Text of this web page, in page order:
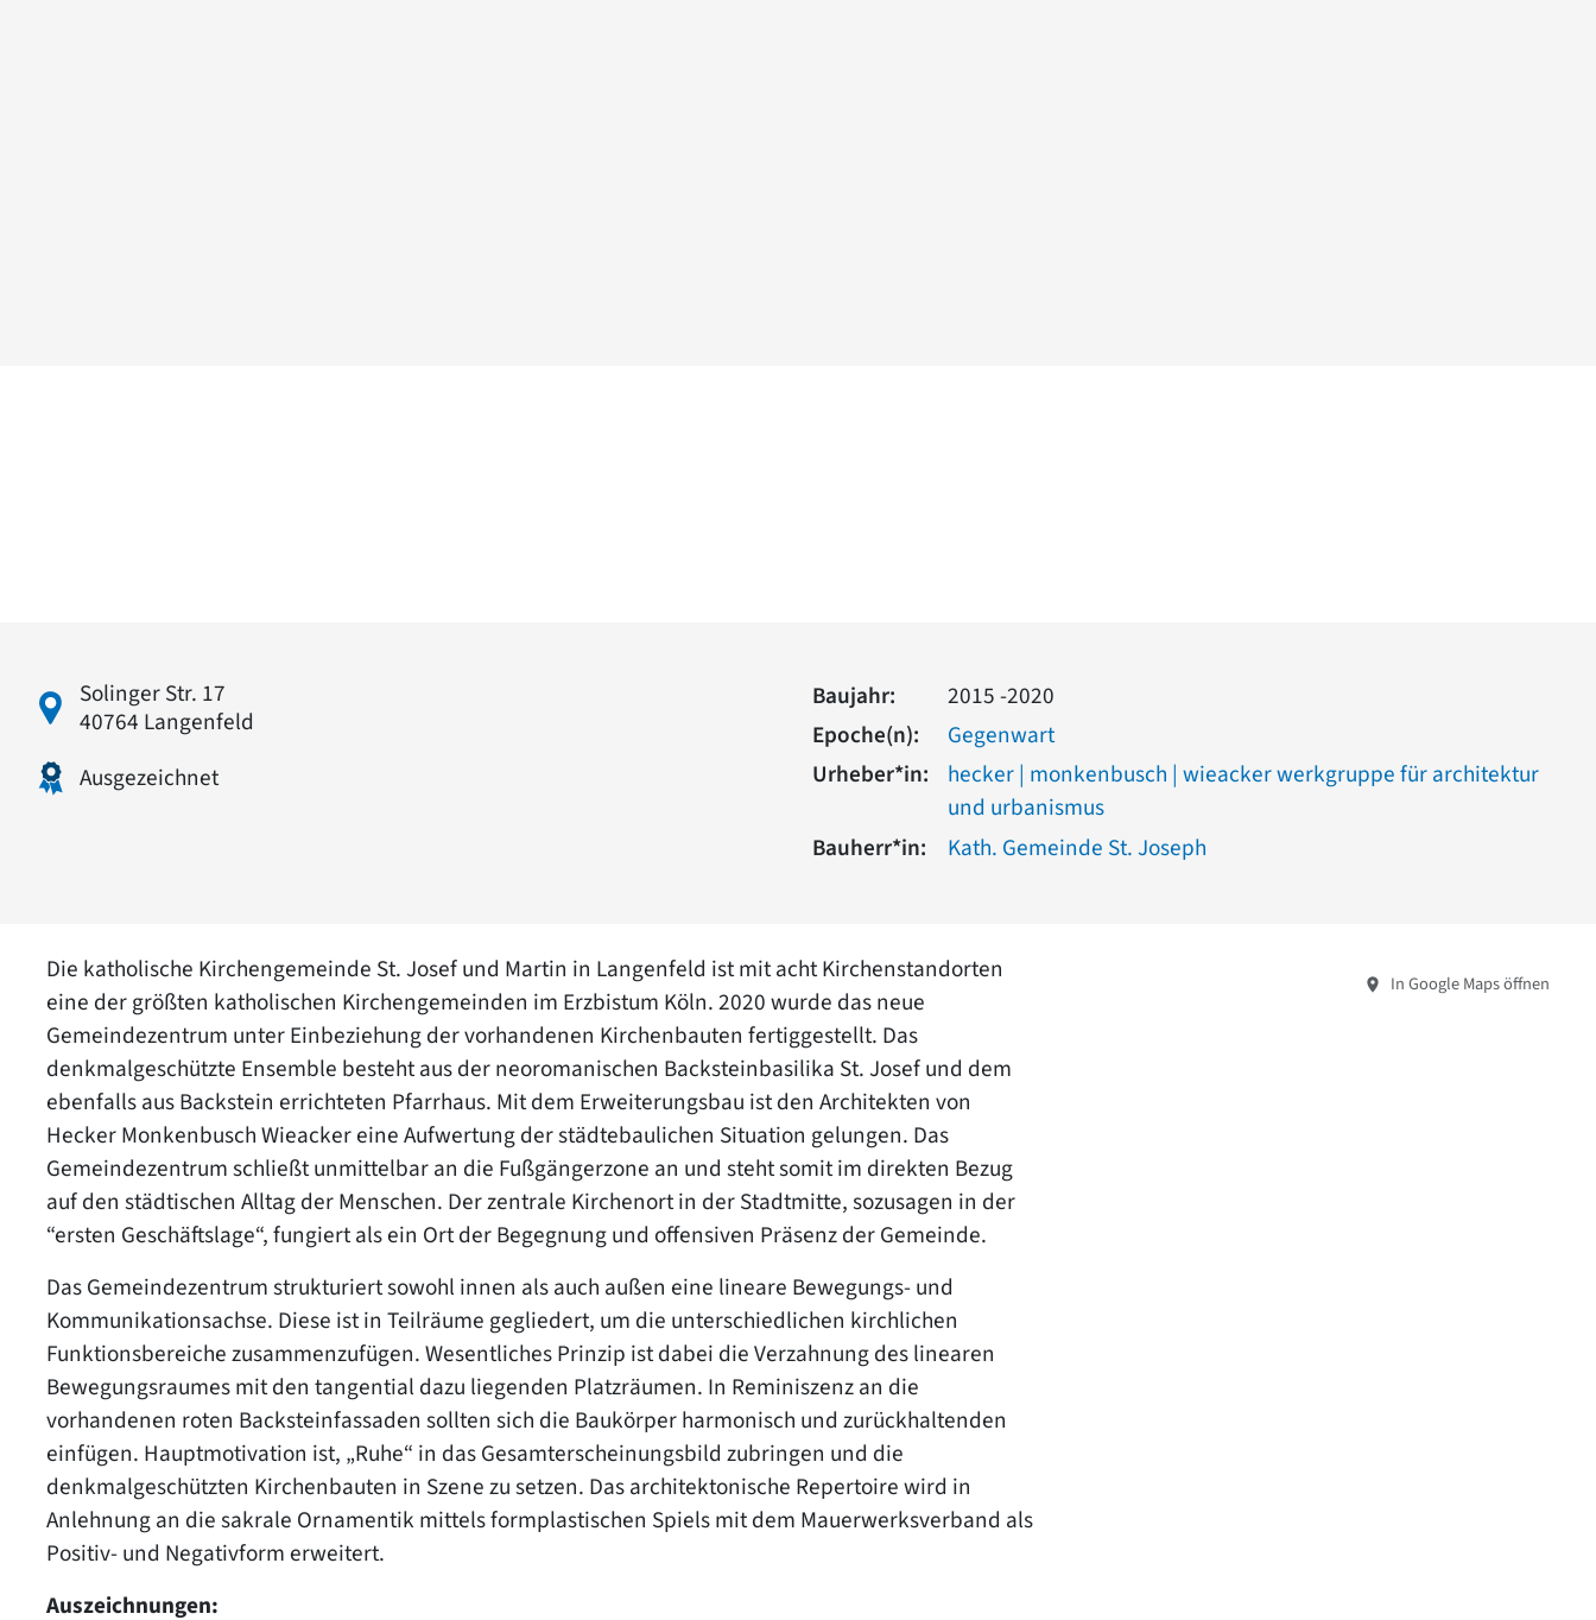
Solinger Str. 17
40764 Langenfeld
Ausgezeichnet
Baujahr:
2015 -2020
Epoche(n):
Gegenwart
Urheber*in:
hecker | monkenbusch | wieacker werkgruppe für architektur
und urbanismus
Bauherr*in:
Kath. Gemeinde St. Joseph
Die katholische Kirchengemeinde St. Josef und Martin in Langenfeld ist mit acht Kirchenstandorten
eine der größten katholischen Kirchengemeinden im Erzbistum Köln. 2020 wurde das neue
Gemeindezentrum unter Einbeziehung der vorhandenen Kirchenbauten fertiggestellt. Das
denkmalgeschützte Ensemble besteht aus der neoromanischen Backsteinbasilika St. Josef und dem
ebenfalls aus Backstein errichteten Pfarrhaus. Mit dem Erweiterungsbau ist den Architekten von
Hecker Monkenbusch Wieacker eine Aufwertung der städtebaulichen Situation gelungen. Das
Gemeindezentrum schließt unmittelbar an die Fußgängerzone an und steht somit im direkten Bezug
auf den städtischen Alltag der Menschen. Der zentrale Kirchenort in der Stadtmitte, sozusagen in der
“ersten Geschäftslage“, fungiert als ein Ort der Begegnung und offensiven Präsenz der Gemeinde.
Das Gemeindezentrum strukturiert sowohl innen als auch außen eine lineare Bewegungs- und
Kommunikationsachse. Diese ist in Teilräume gegliedert, um die unterschiedlichen kirchlichen
Funktionsbereiche zusammenzufügen. Wesentliches Prinzip ist dabei die Verzahnung des linearen
Bewegungsraumes mit den tangential dazu liegenden Platzräumen. In Reminiszenz an die
vorhandenen roten Backsteinfassaden sollten sich die Baukörper harmonisch und zurückhaltenden
einfügen. Hauptmotivation ist, „Ruhe“ in das Gesamterscheinungsbild zubringen und die
denkmalgeschützten Kirchenbauten in Szene zu setzen. Das architektonische Repertoire wird in
Anlehnung an die sakrale Ornamentik mittels formplastischen Spiels mit dem Mauerwerksverband als
Positiv- und Negativform erweitert.
Auszeichnungen:
In Google Maps öffnen